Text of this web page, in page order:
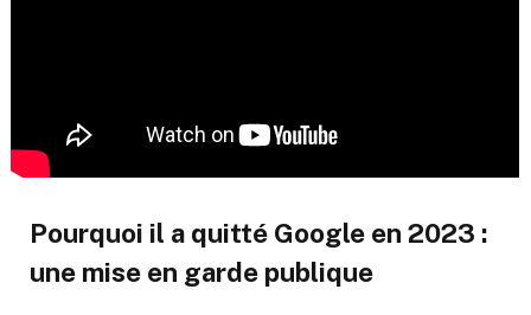
Pourquoi il a quitté Google en 2023 :
une mise en garde publique